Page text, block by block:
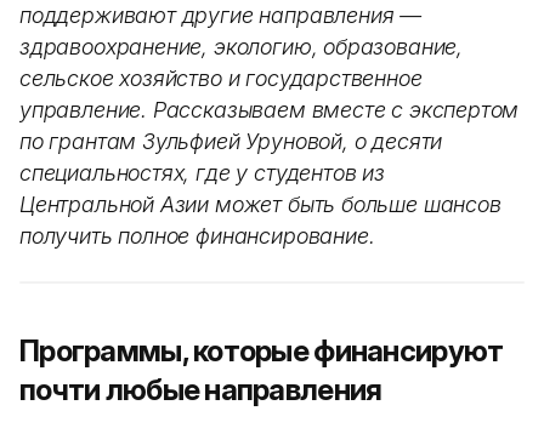
поддерживают другие направления —
здравоохранение, экологию, образование,
сельское хозяйство и государственное
управление. Рассказываем вместе с экспертом
по грантам Зульфией Уруновой, о десяти
специальностях, где у студентов из
Центральной Азии может быть больше шансов
получить полное финансирование.
Программы, которые финансируют
почти любые направления